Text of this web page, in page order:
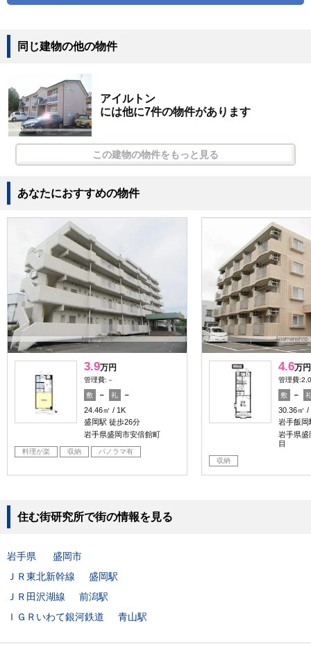
同じ建物の他の物件
アイルトン
には他に7件の物件があります
この建物の物件をもっと見る
あなたにおすすめの物件
3.9万円
管理費:－
敷 － 礼
－
24.46㎡
1K
盛岡駅 徒歩26分
岩手県盛岡市安倍館町
料理が楽 収納 パノラマ有
4.6万円
管理費
敷 －
30.36㎡
岩手飯岡
岩手県盛
目
収納
住む街研究所で街の情報を見る
岩手県
盛岡市
ＪＲ東北新幹線
盛岡駅
ＪＲ田沢湖線
前潟駅
ＩＧＲいわて銀河鉄道
青山駅